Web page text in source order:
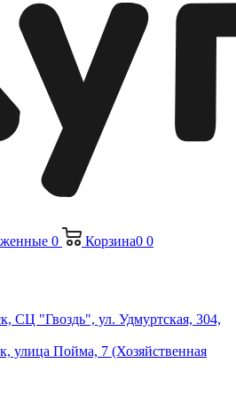
0 Корзина0 0
СЦ "Гвоздь", ул. Удмуртская, 304,
улица Пойма, 7 (Хозяйственная